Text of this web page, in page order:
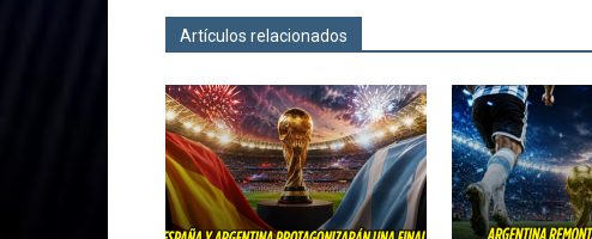
Artículos relacionados